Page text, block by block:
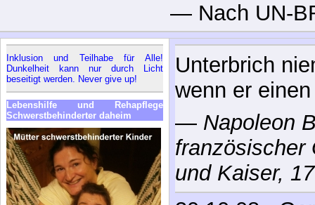
— Nach UN-
Inklusion und Teilhabe für Alle!
Dunkelheit kann nur durch Licht
beseitigt werden. Never give up!
Lebenshilfe und Rehapflege
Schwerstbehinderter daheim
Unterbrich
wenn er
— Napoleon
französischer
und Kaiser,